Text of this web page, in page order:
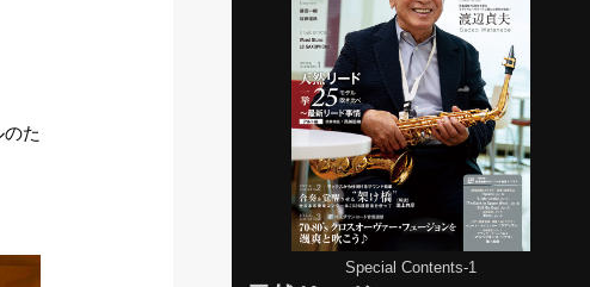
た
Special Contents-1